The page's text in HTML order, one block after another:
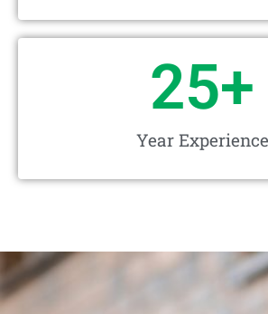
Year Experience
25+